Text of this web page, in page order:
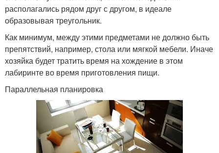
располагались рядом друг с другом, в идеале
образовывая треугольник.
Как минимум, между этими предметами не должно быть
препятствий, например, стола или мягкой мебели. Иначе
хозяйка будет тратить время на хождение в этом
лабиринте во время приготовления пищи.
Параллельная планировка